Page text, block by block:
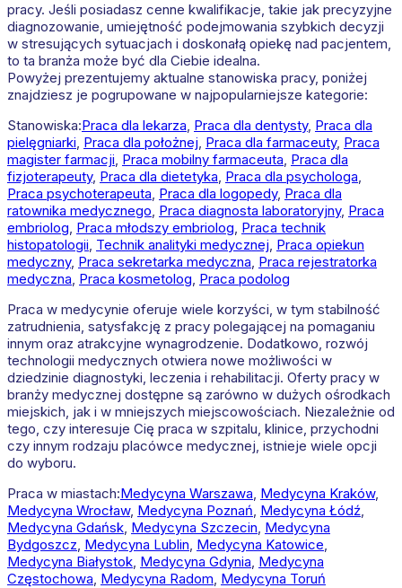
pracy. Jeśli posiadasz cenne kwalifikacje, takie jak precyzyjne
diagnozowanie, umiejętność podejmowania szybkich decyzji
w stresujących sytuacjach i doskonałą opiekę nad pacjentem,
to ta branża może być dla Ciebie idealna.
Powyżej prezentujemy aktualne stanowiska pracy, poniżej
znajdziesz je pogrupowane w najpopularniejsze kategorie:
Stanowiska:Praca dla lekarza, Praca dla dentysty, Praca dla
pielęgniarki, Praca dla położnej, Praca dla farmaceuty, Praca
magister farmacji, Praca mobilny farmaceuta, Praca dla
fizjoterapeuty, Praca dla dietetyka, Praca dla psychologa,
Praca psychoterapeuta, Praca dla logopedy, Praca dla
ratownika medycznego, Praca diagnosta laboratoryjny, Praca
embriolog, Praca młodszy embriolog, Praca technik
histopatologii, Technik analityki medycznej, Praca opiekun
medyczny, Praca sekretarka medyczna, Praca rejestratorka
medyczna, Praca kosmetolog, Praca podolog
Praca w medycynie oferuje wiele korzyści, w tym stabilność
zatrudnienia, satysfakcję z pracy polegającej na pomaganiu
innym oraz atrakcyjne wynagrodzenie. Dodatkowo, rozwój
technologii medycznych otwiera nowe możliwości w
dziedzinie diagnostyki, leczenia i rehabilitacji. Oferty pracy w
branży medycznej dostępne są zarówno w dużych ośrodkach
miejskich, jak i w mniejszych miejscowościach. Niezależnie od
tego, czy interesuje Cię praca w szpitalu, klinice, przychodni
czy innym rodzaju placówce medycznej, istnieje wiele opcji
do wyboru.
Praca w miastach:Medycyna Warszawa, Medycyna Kraków,
Medycyna Wrocław, Medycyna Poznań, Medycyna Łódź,
Medycyna Gdańsk, Medycyna Szczecin, Medycyna
Bydgoszcz, Medycyna Lublin, Medycyna Katowice,
Medycyna Białystok, Medycyna Gdynia, Medycyna
Częstochowa, Medycyna Radom, Medycyna Toruń